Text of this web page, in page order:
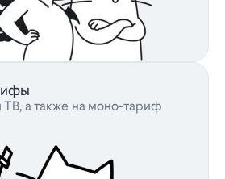
а также на моно-тариф